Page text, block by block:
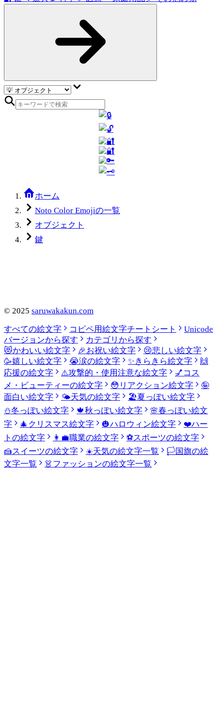
ホーム
Noto Color Emojiの一覧
オブジェクト
鍵
© 2025 saruwakakun.com
すべての絵文字
コピペ用絵文字チートシート
Unicode
バージョンから探す
カテゴリから探す
😻かわいい絵文字 🎉お祝い絵文字 😢悲しい絵文字
🥳嬉しい絵文字 😭涙の絵文字 ✨きらきら絵文字
🙌
応援の絵文字
⚠️攻撃的・使用注意な絵文字 💅 コス
メ・ビューティーの絵文字
😳 リアクション絵文字
🤪
面白い絵文字
🌤️天気の絵文字 🏖️夏っぽい絵文字
⛄冬っぽい絵文字 🍁秋っぽい絵文字 🌸春っぽい絵文
字
🎄 クリスマス絵文字 🎃ハロウィン絵文字 ❤️ハー
トの絵文字
👩‍💼職業の絵文字 ⚽スポーツの絵文字
🍰スイーツの絵文字 ☀️天気の絵文字一覧 🏳️国旗の絵
文字一覧
👗ファッションの絵文字一覧